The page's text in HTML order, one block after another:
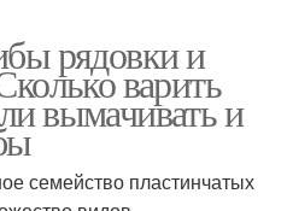
рядовки и
варить
вымачивать и
семейство пластинчатых